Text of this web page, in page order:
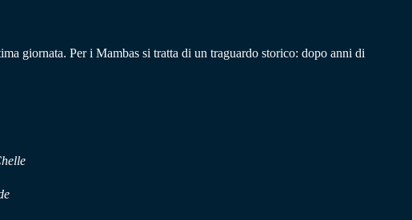
giornata. Per i Mambas si tratta di un traguardo storico: dopo anni di